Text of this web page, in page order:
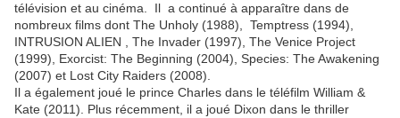
télévision et au cinéma.
Il a continué à apparaître dans de
nombreux films dont The Unholy (1988), Temptress (1994),
INTRUSION ALIEN , The Invader (1997), The Venice Project
(1999), Exorcist: The Beginning (2004), Species: The Awakening
(2007) et Lost City Raiders (2008).
Il a également joué le prince Charles dans le téléfilm William &
Kate (2011). Plus récemment, il a joué Dixon dans le thriller